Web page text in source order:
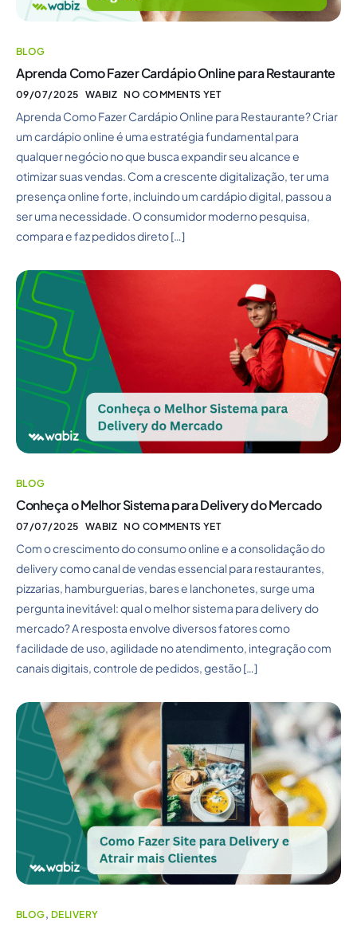
BLOG
Aprenda Como Fazer Cardápio Online para Restaurante
09/07/2025 WABIZ NO COMMENTS YET
Aprenda Como Fazer Cardápio Online para Restaurante? Criar
um cardápio online é uma estratégia fundamental para
qualquer negócio no que busca expandir seu alcance e
otimizar suas vendas. Com a crescente digitalização, ter uma
presença online forte, incluindo um cardápio digital, passou a
ser uma necessidade. O consumidor moderno pesquisa,
compara e faz pedidos direto […]
BLOG
Conheça o Melhor Sistema para Delivery do Mercado
07/07/2025 WABIZ NO COMMENTS YET
Com o crescimento do consumo online e a consolidação do
delivery como canal de vendas essencial para restaurantes,
pizzarias, hamburguerias, bares e lanchonetes, surge uma
pergunta inevitável: qual o melhor sistema para delivery do
mercado? A resposta envolve diversos fatores como
facilidade de uso, agilidade no atendimento, integração com
canais digitais, controle de pedidos, gestão […]
BLOG, DELIVERY